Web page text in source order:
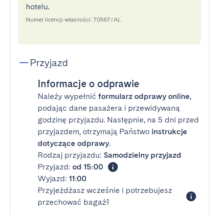
hotelu.
Numer licencji własności: 70567/AL
Przyjazd
Informacje o odprawie
Należy wypełnić formularz odprawy online,
podając dane pasażera i przewidywaną
godzinę przyjazdu. Następnie, na 5 dni przed
przyjazdem, otrzymają Państwo instrukcje
dotyczące odprawy.
Rodzaj przyjazdu: Samodzielny przyjazd
Przyjazd: od 15:00
Wyjazd: 11:00
Przyjeżdżasz wcześnie i potrzebujesz
przechować bagaż?